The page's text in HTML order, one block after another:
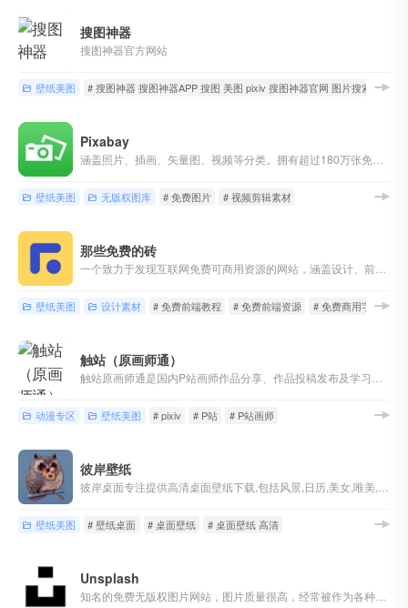
搜图神器
搜图神器官方网站
壁纸美图 # 搜图神器 搜图神器APP 搜图 美图 pixiv 搜图神器官网 图片搜索 P站
Pixabay
壁纸美图 无版权图库 # 免费图片 # 视频剪辑素材
那些免费的砖
壁纸美图 设计素材 # 免费前端教程 # 免费前端资源 # 免费商用字体
触站（原画师通）
动漫专区 壁纸美图 # pixiv # P站 # P站画师
彼岸壁纸
壁纸美图 # 壁纸桌面 # 桌面壁纸 # 桌面壁纸 高清
Unsplash